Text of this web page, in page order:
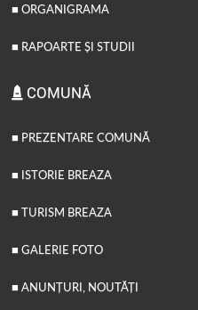
■ ORGANIGRAMA
■ RAPOARTE ȘI STUDII
COMUNĂ
■ PREZENTARE COMUNĂ
■ ISTORIE BREAZA
■ TURISM BREAZA
■ GALERIE FOTO
■ ANUNȚURI, NOUTĂȚI